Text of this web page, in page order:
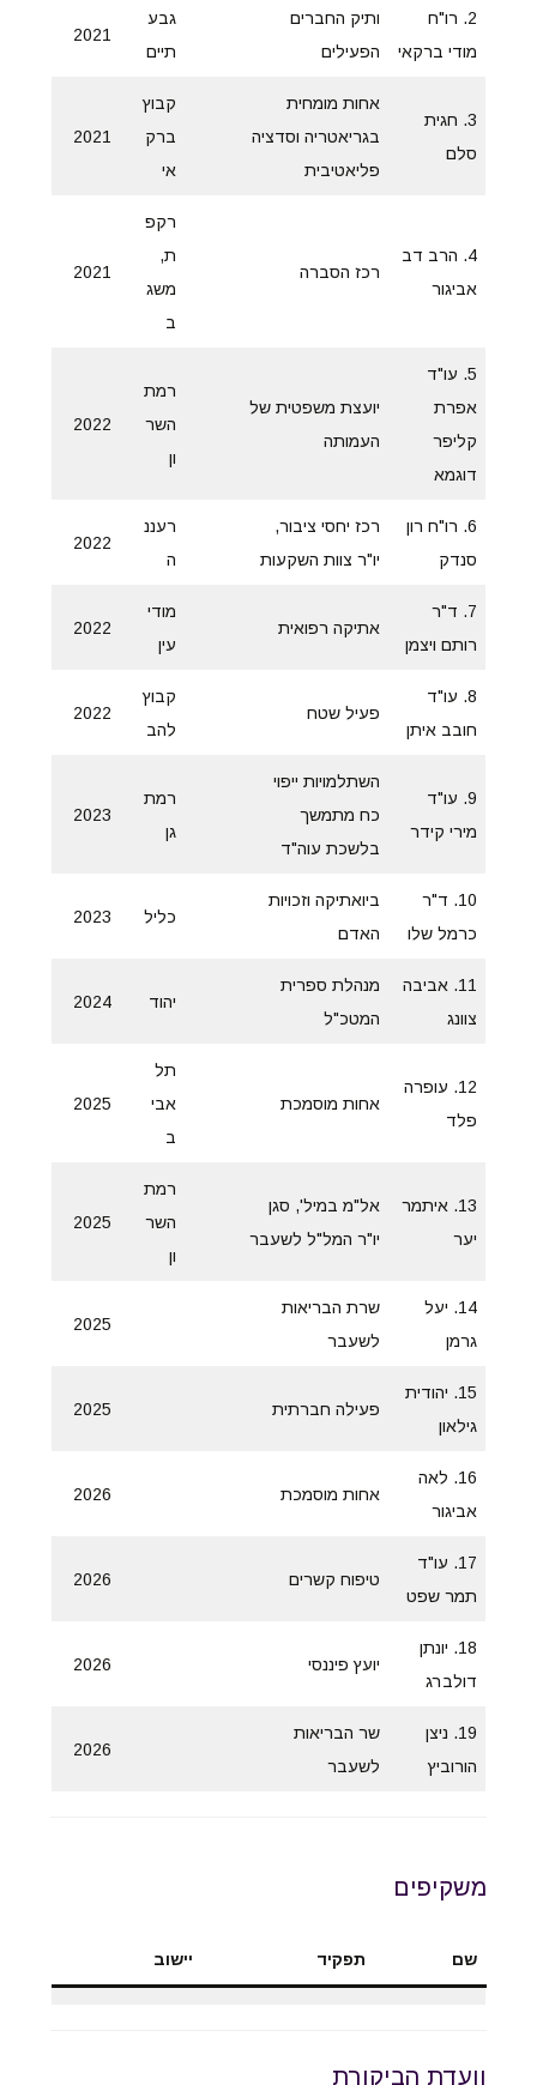
2. רו"ח
מודי ברקאי
ותיק החברים
הפעילים
גבע
תיים
2021
3. חגית
סלם
אחות מומחית
בגריאטריה וסדציה
פליאטיבית
קבוץ
ברק
אי
2021
4. הרב דב
אביגור
רכז הסברה
רקפ
ת,
משג
ב
2021
5. עו"ד
אפרת
קליפר
דוגמא
יועצת משפטית של
העמותה
רמת
השר
ון
2022
6. רו"ח רון
סנדק
רכז יחסי ציבור,
יו"ר צוות השקעות
רעננ
ה
2022
7. ד"ר
רותם ויצמן
אתיקה רפואית
מודי
עין
2022
8. עו"ד
חובב איתן
פעיל שטח
קבוץ
להב
2022
9. עו"ד
מירי קידר
השתלמויות ייפוי
כח מתמשך
בלשכת עוה"ד
רמת
גן
2023
10. ד"ר
כרמל שלו
ביואתיקה וזכויות
האדם
כליל 2023
11. אביבה
צוונג
מנהלת ספרית
המטכ"ל
יהוד 2024
12. עופרה
פלד
אחות מוסמכת
תל
אבי
ב
2025
13. איתמר
יער
אל"מ במיל', סגן
יו"ר המל"ל לשעבר
רמת
השר
ון
2025
14. יעל
גרמן
שרת הבריאות
לשעבר
2025
15. יהודית
גילאון
פעילה חברתית 2025
16. לאה
אביגור
אחות מוסמכת 2026
17. עו"ד
תמר שפט
טיפוח קשרים 2026
18. יונתן
דולברג
יועץ פיננסי 2026
19. ניצן
הורוביץ
שר הבריאות
לשעבר
2026
משקיפים
שם תפקיד יישוב
וועדת הביקורת